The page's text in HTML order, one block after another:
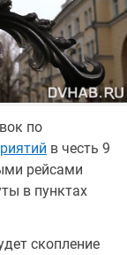
по
в честь 9
рейсами
в пунктах
скопление